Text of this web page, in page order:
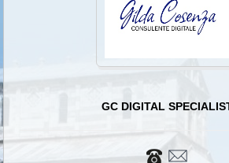
GC DIGITAL